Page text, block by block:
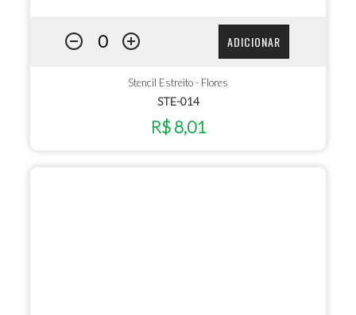
ADICIONAR
Stencil Estreito - Flores
STE-014
R$ 8,01